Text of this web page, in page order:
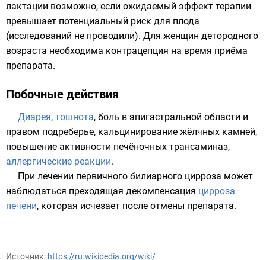
лактации возможно, если ожидаемый эффект терапии
превышает потенциальный риск для плода
(исследований не проводили). Для женщин детородного
возраста необходима контрацепция на время приёма
препарата.
Побочные действия
Диарея, тошнота, боль в эпигастральной области и
правом подреберье, кальцинирование жёлчных камней,
повышение активности печёночных трансаминаз,
аллергические реакции.
При лечении первичного билиарного цирроза может
наблюдаться преходящая декомпенсация цирроза
печени, которая исчезает после отмены препарата.
Источник: https://ru.wikipedia.org/wiki/